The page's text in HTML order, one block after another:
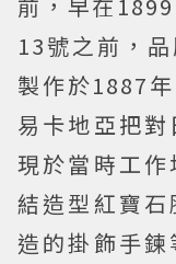
13號之前，
製作於1887
易卡地亞把
現於當時工
結造型紅寶
造的掛飾手